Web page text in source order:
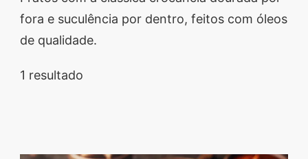
Transformar
deliciosos, perfeitos
fora e suculência por dentro, feitos com óleos
de qualidade.
1 resultado